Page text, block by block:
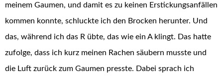
meinem Gaumen, und damit es zu keinen Erstickungsanfällen
kommen konnte, schluckte ich den Brocken herunter. Und
das, während ich das R übte, das wie ein A klingt. Das hatte
zufolge, dass ich kurz meinen Rachen säubern musste und
die Luft zurück zum Gaumen presste. Dabei sprach ich